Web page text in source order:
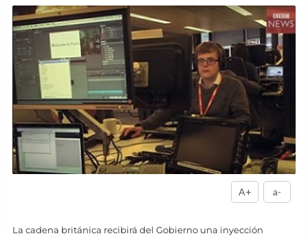
A+ a-
La cadena británica recibirá del Gobierno una inyección